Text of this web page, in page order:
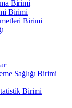
Birimi
Birimi
Birimi
Sağlığı Birimi
Birimi